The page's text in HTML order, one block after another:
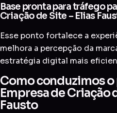
Base pronta para tráfego
Criação de Site – Elias
Esse ponto fortalece a
melhora a percepção da
estratégia digital mais
Como conduzimos
Empresa de Criação
Fausto